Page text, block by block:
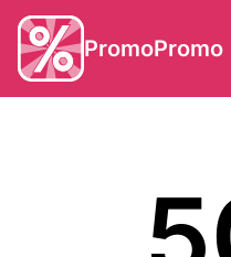
PromoPromo